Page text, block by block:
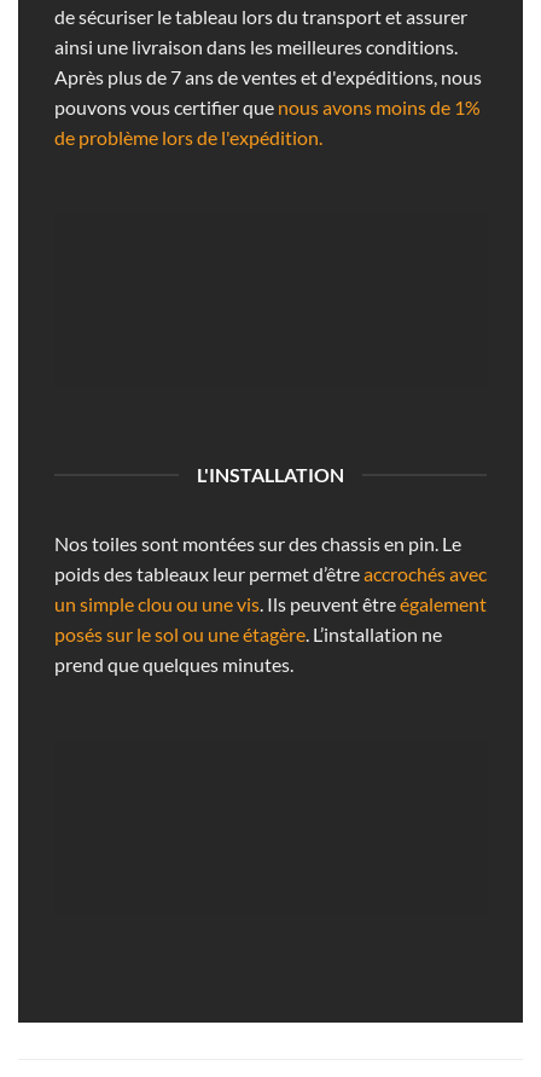
de sécuriser le tableau lors du transport et assurer
ainsi une livraison dans les meilleures conditions.
Après plus de 7 ans de ventes et d'expéditions, nous
pouvons vous certifier que nous avons moins de 1%
de problème lors de l'expédition.
L'INSTALLATION
Nos toiles sont montées sur des chassis en pin. Le
poids des tableaux leur permet d’êtreaccrochés avec
un simple clou ou une vis. Ils peuvent êtreégalement
posés sur le sol ou une étagère. L’installation ne
prend que quelques minutes.